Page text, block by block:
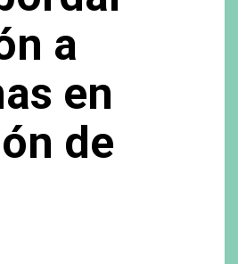
a
en
de